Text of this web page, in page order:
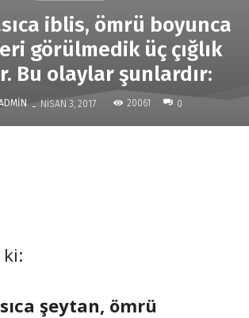
iblis, ömrü boyunca
görülmedik üç çığlık
Bu olaylar şunlardır:
- NISAN 3, 2017 20061 0
şeytan, ömrü